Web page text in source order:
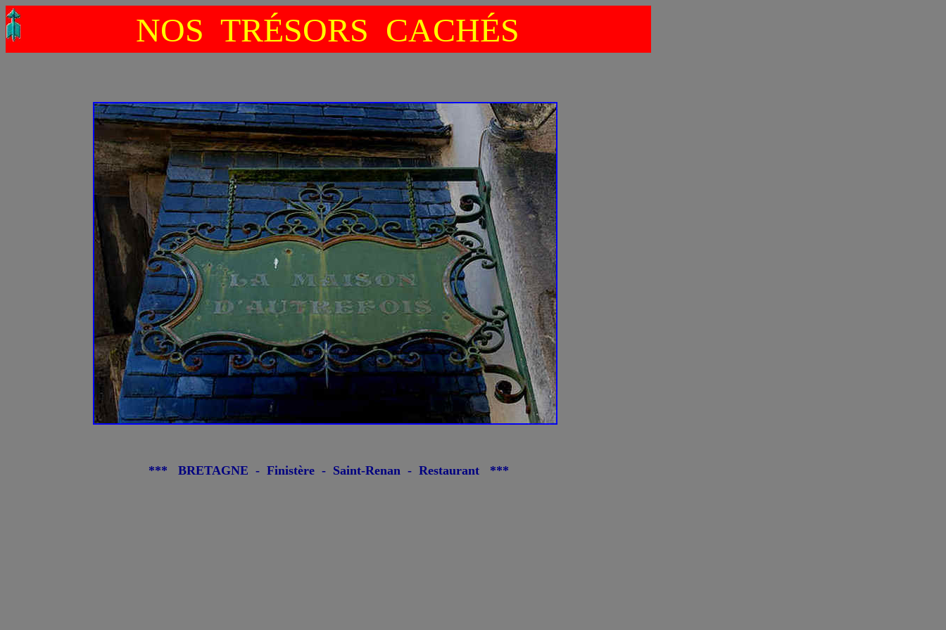
NOS TRÉSORS CACHÉS
*** BRETAGNE - Finistère - Saint-Renan - Restaurant ***